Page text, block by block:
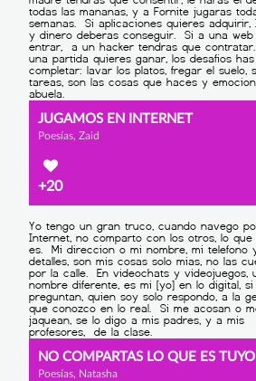
JUGAMOS EN INTERNET
Poesías, Zaid
+20
NO COMPARTAS LO QUE ES TUYO
Poesías, Natasha